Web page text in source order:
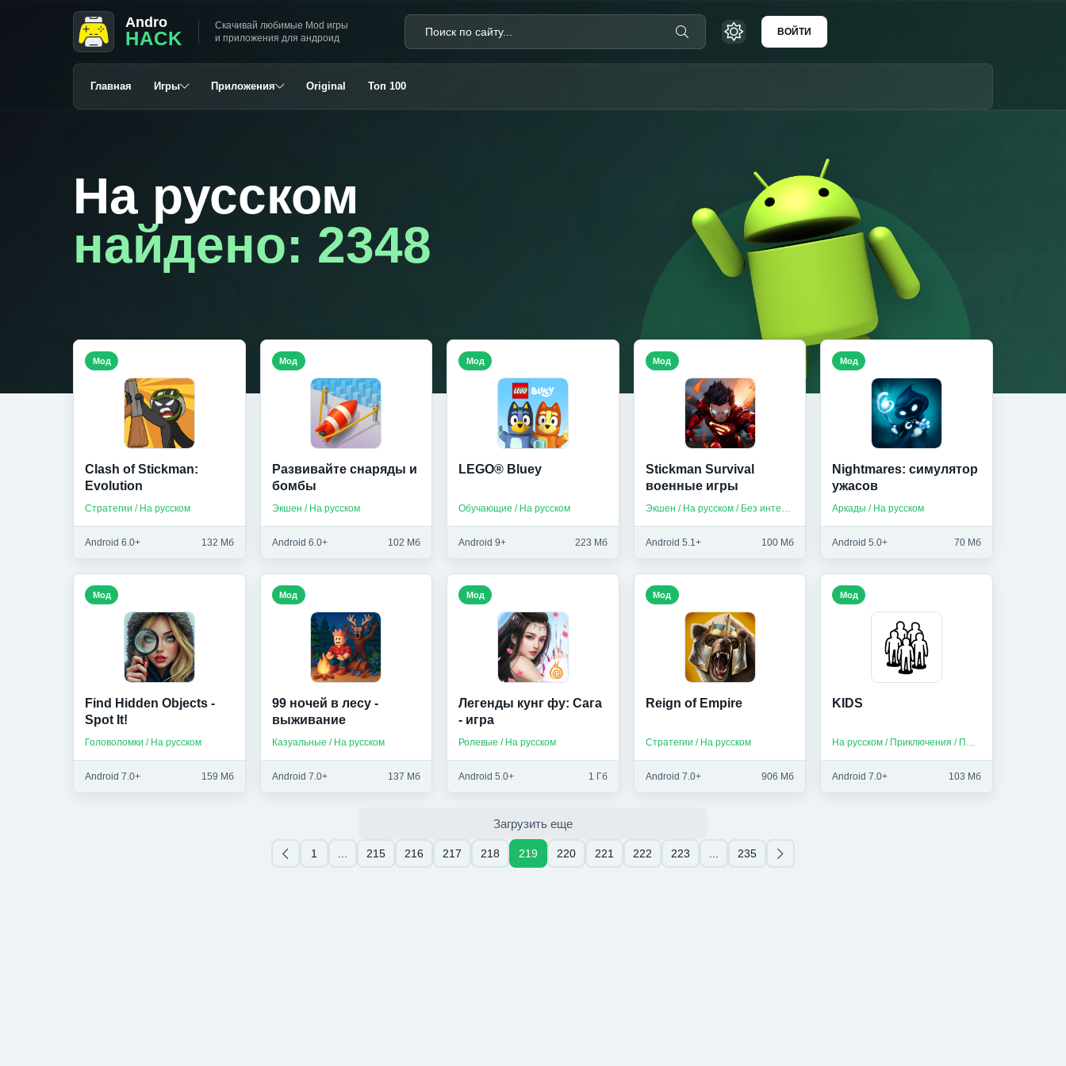
Andro
HACK
Скачивай любимые Mod игры
и приложения для андроид
ВОЙТИ
Главная Игры Приложения Original Топ 100
На русском
найдено: 2348
Clash of Stickman:
Evolution
Стратегии / На русском
Android 6.0+ 132 Мб
Мод
Развивайте снаряды и
бомбы
Экшен / На русском
Android 6.0+ 102 Мб
Мод
LEGO® Bluey
Обучающие / На русском
Android 9+ 223 Мб
Мод
Stickman Survival
военные игры
Экшен / На русском / Без интернета
Android 5.1+ 100 Мб
Мод
Nightmares: симулятор
ужасов
Аркады / На русском
Android 5.0+ 70 Мб
Мод
Find Hidden Objects -
Spot It!
Головоломки / На русском
Android 7.0+ 159 Мб
Мод
99 ночей в лесу -
выживание
Казуальные / На русском
Android 7.0+ 137 Мб
Мод
Легенды кунг фу: Сага
- игра
Ролевые / На русском
Android 5.0+ 1 Гб
Мод
Reign of Empire
Стратегии / На русском
Android 7.0+ 906 Мб
Мод
KIDS
На русском / Приключения / Платные
Android 7.0+ 103 Мб
Мод
Загрузить еще
1 215 216 217 218 219 220 221 222 223 235